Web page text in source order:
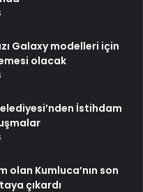
Galaxy modelleri için
olacak
İstihdam
olan Kumluca’nın son
çıkardı